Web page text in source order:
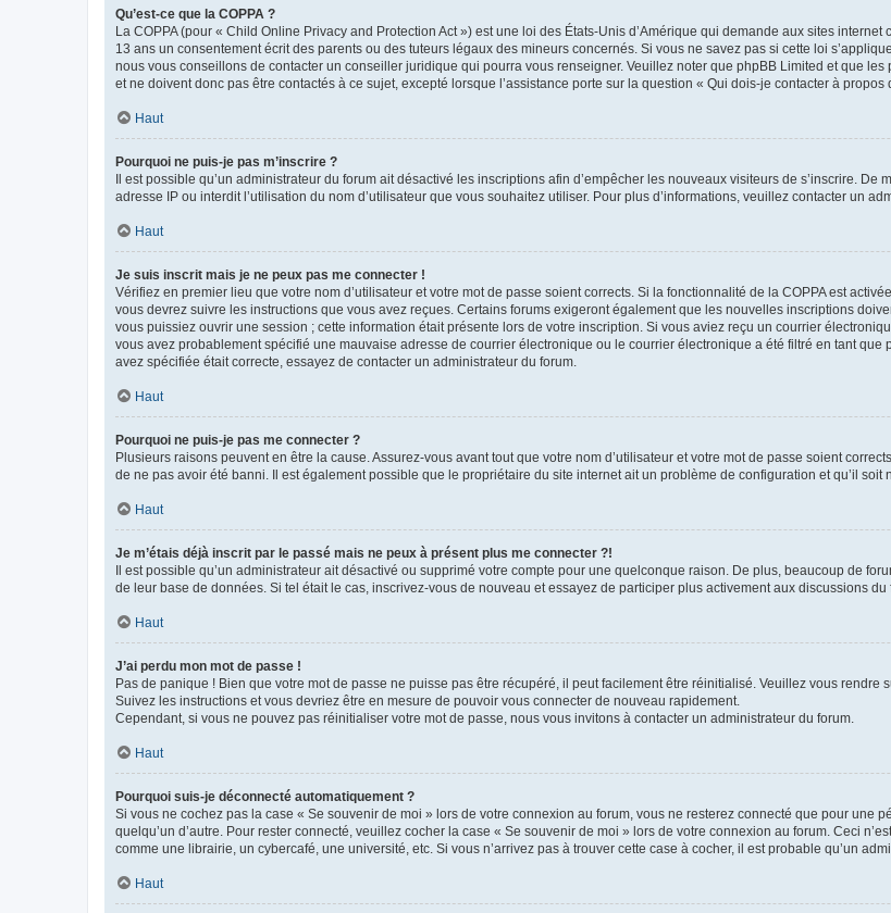
Qu’est-ce que la COPPA ?
La COPPA (pour « Child Online Privacy and Protection Act ») est une loi des États-Unis d’Amérique qui demande aux sites
13 ans un consentement écrit des parents ou des tuteurs légaux des mineurs concernés. Si vous ne savez pas si cette loi
nous vous conseillons de contacter un conseiller juridique qui pourra vous renseigner. Veuillez noter que phpBB Limited et que
et ne doivent donc pas être contactés à ce sujet, excepté lorsque l’assistance porte sur la question « Qui dois-je contacter à propos
Haut
Pourquoi ne puis-je pas m’inscrire ?
Il est possible qu’un administrateur du forum ait désactivé les inscriptions afin d’empêcher les nouveaux visiteurs de s’inscrire.
adresse IP ou interdit l’utilisation du nom d’utilisateur que vous souhaitez utiliser. Pour plus d’informations, veuillez contacter un
Haut
Je suis inscrit mais je ne peux pas me connecter !
Vérifiez en premier lieu que votre nom d’utilisateur et votre mot de passe soient corrects. Si la fonctionnalité de la COPPA est
vous devrez suivre les instructions que vous avez reçues. Certains forums exigeront également que les nouvelles inscriptions
vous puissiez ouvrir une session ; cette information était présente lors de votre inscription. Si vous aviez reçu un courrier
vous avez probablement spécifié une mauvaise adresse de courrier électronique ou le courrier électronique a été filtré en tant
avez spécifiée était correcte, essayez de contacter un administrateur du forum.
Haut
Pourquoi ne puis-je pas me connecter ?
Plusieurs raisons peuvent en être la cause. Assurez-vous avant tout que votre nom d’utilisateur et votre mot de passe soient
de ne pas avoir été banni. Il est également possible que le propriétaire du site internet ait un problème de configuration et qu’il soit
Haut
Je m’étais déjà inscrit par le passé mais ne peux à présent plus me connecter ?!
Il est possible qu’un administrateur ait désactivé ou supprimé votre compte pour une quelconque raison. De plus, beaucoup de
de leur base de données. Si tel était le cas, inscrivez-vous de nouveau et essayez de participer plus activement aux discussions du
Haut
J’ai perdu mon mot de passe !
Pas de panique ! Bien que votre mot de passe ne puisse pas être récupéré, il peut facilement être réinitialisé. Veuillez vous rendre
Suivez les instructions et vous devriez être en mesure de pouvoir vous connecter de nouveau rapidement.
Cependant, si vous ne pouvez pas réinitialiser votre mot de passe, nous vous invitons à contacter un administrateur du forum.
Haut
Pourquoi suis-je déconnecté automatiquement ?
Si vous ne cochez pas la case « Se souvenir de moi » lors de votre connexion au forum, vous ne resterez connecté que pour une
quelqu’un d’autre. Pour rester connecté, veuillez cocher la case « Se souvenir de moi » lors de votre connexion au forum. Ceci
comme une librairie, un cybercafé, une université, etc. Si vous n’arrivez pas à trouver cette case à cocher, il est probable qu’un
Haut